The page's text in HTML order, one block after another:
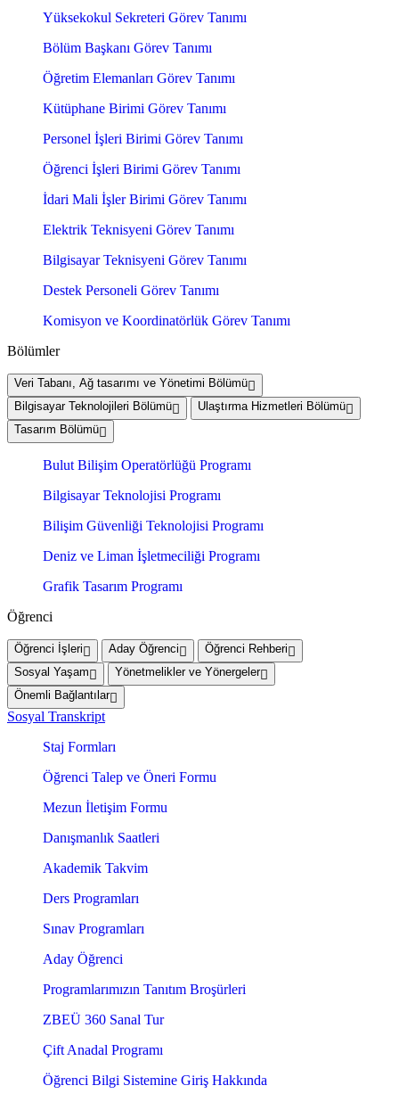
Yüksekokul Sekreteri Görev Tanımı
Bölüm Başkanı Görev Tanımı
Öğretim Elemanları Görev Tanımı
Kütüphane Birimi Görev Tanımı
Personel İşleri Birimi Görev Tanımı
Öğrenci İşleri Birimi Görev Tanımı
İdari Mali İşler Birimi Görev Tanımı
Elektrik Teknisyeni Görev Tanımı
Bilgisayar Teknisyeni Görev Tanımı
Destek Personeli Görev Tanımı
Komisyon ve Koordinatörlük Görev Tanımı
Bölümler
Veri Tabanı, Ağ tasarımı ve Yönetimi Bölümü
Bilgisayar Teknolojileri Bölümü
Ulaştırma Hizmetleri Bölümü
Tasarım Bölümü
Bulut Bilişim Operatörlüğü Programı
Bilgisayar Teknolojisi Programı
Bilişim Güvenliği Teknolojisi Programı
Deniz ve Liman İşletmeciliği Programı
Grafik Tasarım Programı
Öğrenci
Öğrenci İşleri Aday Öğrenci
Öğrenci Rehberi
Sosyal Yaşam
Yönetmelikler ve Yönergeler
Önemli Bağlantılar
Sosyal Transkript
Staj Formları
Öğrenci Talep ve Öneri Formu
Mezun İletişim Formu
Danışmanlık Saatleri
Akademik Takvim
Ders Programları
Sınav Programları
Aday Öğrenci
Programlarımızın Tanıtım Broşürleri
ZBEÜ 360 Sanal Tur
Çift Anadal Programı
Öğrenci Bilgi Sistemine Giriş Hakkında